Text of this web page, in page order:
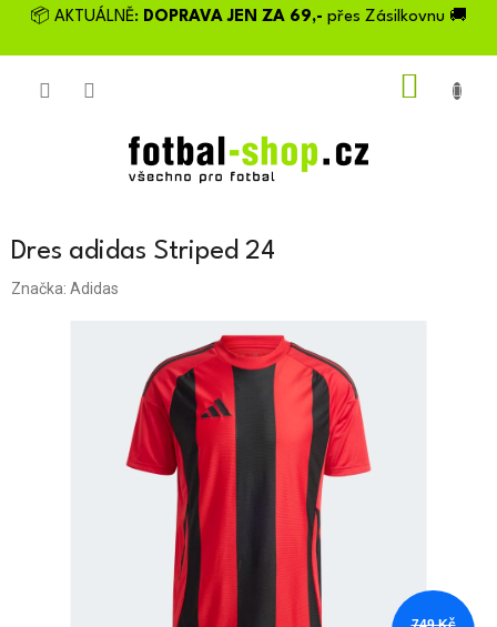
Přejít📦 AKTUÁLNĚ: DOPRAVA JEN ZA 69,- přes Zásilkovnu 🚚
Dres adidas Striped 24
Značka: Adidas